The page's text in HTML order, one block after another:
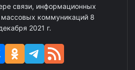
связи, информационных
массовых коммуникаций 8
2021 г.